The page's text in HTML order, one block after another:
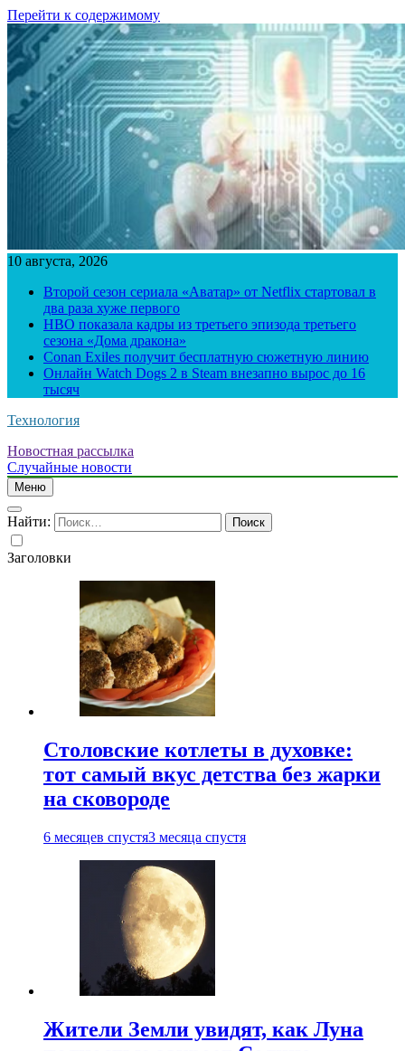
Перейти к содержимому
10 августа, 2026
Второй сезон сериала «Аватар» от Netflix стартовал в
два раза хуже первого
HBO показала кадры из третьего эпизода третьего
сезона «Дома дракона»
Conan Exiles получит бесплатную сюжетную линию
Онлайн Watch Dogs 2 в Steam внезапно вырос до 16
тысяч
Технология
Новостная рассылка
Случайные новости
Меню
Найти:
Заголовки
Столовские котлеты в духовке:
тот самый вкус детства без жарки
на сковороде
6 месяцев спустя3 месяца спустя
Жители Земли увидят, как Луна